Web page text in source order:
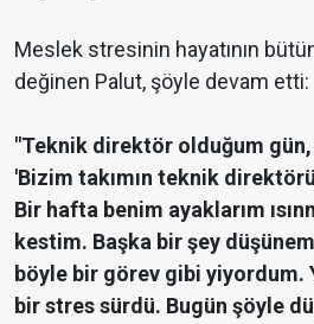
Meslek stresinin hayatının
değinen Palut, şöyle devam etti:
"Teknik direktör olduğum
'Bizim takımın teknik
Bir hafta benim ayaklarım
kestim. Başka bir şey
böyle bir görev gibi yiyordum.
bir stres sürdü. Bugün şöyle